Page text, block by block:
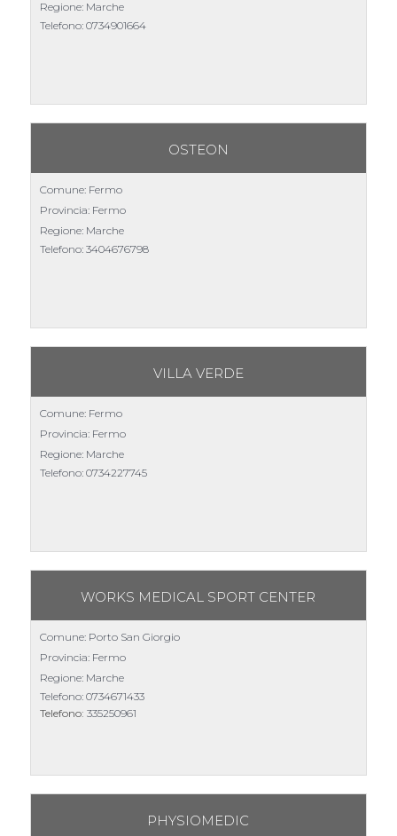
Regione: Marche
Telefono: 0734901664
OSTEON
Comune: Fermo
Provincia: Fermo
Regione: Marche
Telefono: 3404676798
VILLA VERDE
Comune: Fermo
Provincia: Fermo
Regione: Marche
Telefono: 0734227745
WORKS MEDICAL SPORT CENTER
Comune: Porto San Giorgio
Provincia: Fermo
Regione: Marche
Telefono: 0734671433
Telefono: 335250961
PHYSIOMEDIC